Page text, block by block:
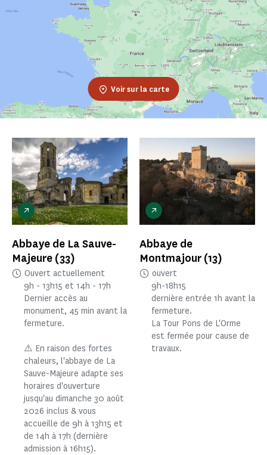
Voir sur la carte
Abbaye de La Sauve-
Majeure (33)
Ouvert actuellement
9h - 13h15 et 14h - 17h
Dernier accès au
monument, 45 min avant la
fermeture.
⚠️ En raison des fortes
chaleurs, l'abbaye de La
Sauve-Majeure adapte ses
horaires d'ouverture
jusqu'au dimanche 30 août
2026 inclus & vous
accueille de 9h à 13h15 et
de 14h à 17h (dernière
admission à 16h15).
Abbaye de
Montmajour (13)
ouvert
9h-18h15
dernière entrée 1h avant la
fermeture.
La Tour Pons de L'Orme
est fermée pour cause de
travaux.